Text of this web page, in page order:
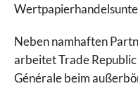
Neben namhaften
arbeitet Trade
Générale beim